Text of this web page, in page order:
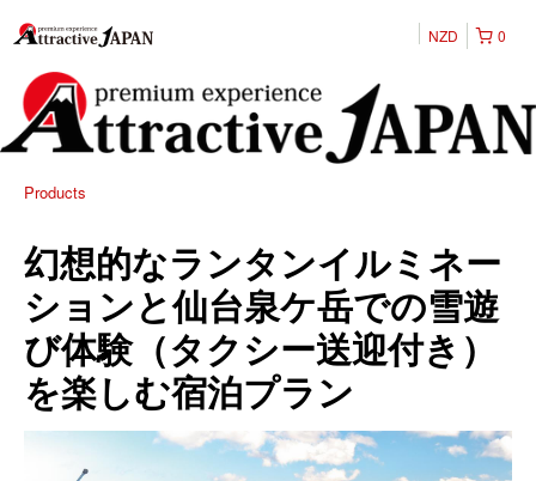
0
NZD
Products
幻想的なランタンイルミネー
ションと仙台泉ケ岳での雪遊
び体験（タクシー送迎付き）
を楽しむ宿泊プラン